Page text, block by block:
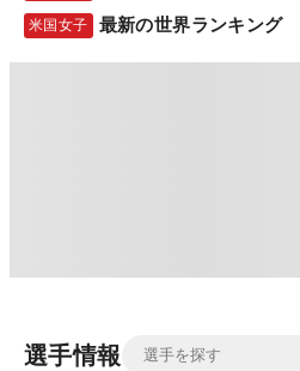
米国女子 最新の世界ランキング
選手情報